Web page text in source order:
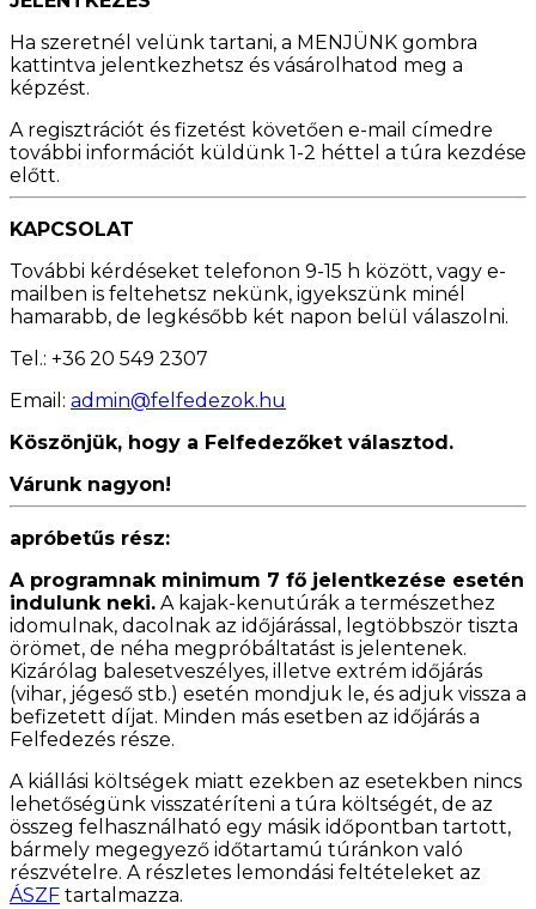
Ha szeretnél velünk tartani, a MENJÜNK gombra
kattintva jelentkezhetsz és vásárolhatod meg a
képzést.
A regisztrációt és fizetést követően e-mail címedre
további információt küldünk 1-2 héttel a túra kezdése
előtt.
KAPCSOLAT
További kérdéseket telefonon 9-15 h között, vagy e-
mailben is feltehetsz nekünk, igyekszünk minél
hamarabb, de legkésőbb két napon belül válaszolni.
Tel.: +36 20 549 2307
Email: admin@felfedezok.hu
Köszönjük, hogy a Felfedezőket választod.
Várunk nagyon!
apróbetűs rész:
A programnak minimum 7 fő jelentkezése esetén
indulunk neki. A kajak-kenutúrák a természethez
idomulnak, dacolnak az időjárással, legtöbbször tiszta
örömet, de néha megpróbáltatást is jelentenek.
Kizárólag balesetveszélyes, illetve extrém időjárás
(vihar, jégeső stb.) esetén mondjuk le, és adjuk vissza a
befizetett díjat. Minden más esetben az időjárás a
Felfedezés része.
A kiállási költségek miatt ezekben az esetekben nincs
lehetőségünk visszatéríteni a túra költségét, de az
összeg felhasználható egy másik időpontban tartott,
bármely megegyező időtartamú túránkon való
részvételre. A részletes lemondási feltételeket az
ÁSZF tartalmazza.